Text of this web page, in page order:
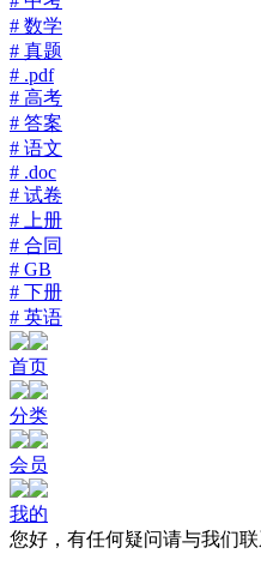
# 数学
# 真题
# .pdf
# 高考
# 答案
# 语文
# .doc
# 试卷
# 上册
# 合同
# GB
# 下册
# 英语
首页
分类
会员
我的
您好，有任何疑问请与我们联